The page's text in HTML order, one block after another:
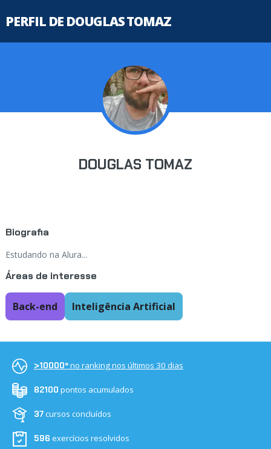
PERFIL DE DOUGLAS TOMAZ
DOUGLAS TOMAZ
Biografia
Estudando na Alura...
Áreas de interesse
Back-end Inteligência Artificial
>10000ºno ranking nos últimos 30 dias
82100 pontos acumulados
37cursos concluídos
596 exercícios resolvidos